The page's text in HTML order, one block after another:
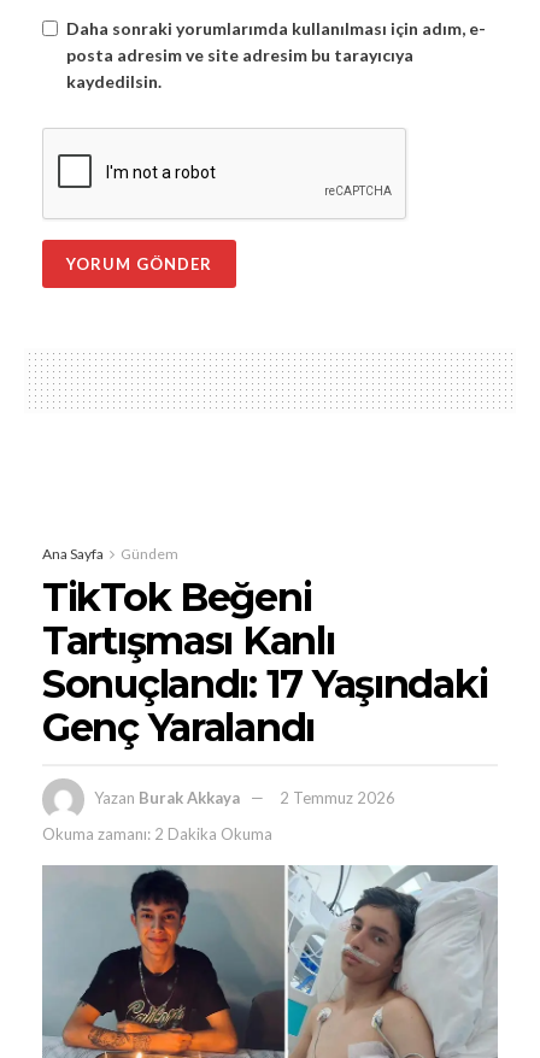
Daha sonraki yorumlarımda kullanılması için adım, e-
posta adresim ve site adresim bu tarayıcıya
kaydedilsin.
Ana Sayfa Gündem
TikTok Beğeni
Tartışması Kanlı
Sonuçlandı: 17 Yaşındaki
Genç Yaralandı
Yazan Burak Akkaya
2 Temmuz 2026
Okuma zamanı: 2 Dakika Okuma